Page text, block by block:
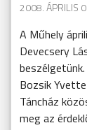
2008. ÁPRILIS
A Műhely
Devecsery
Bozsik
Táncház
meg az